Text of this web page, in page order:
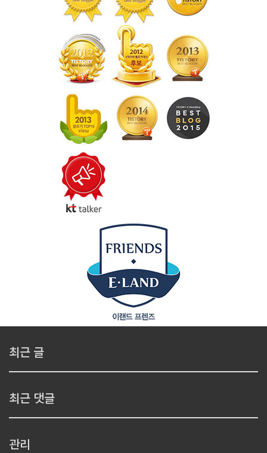
최근 글
최근 댓글
관리